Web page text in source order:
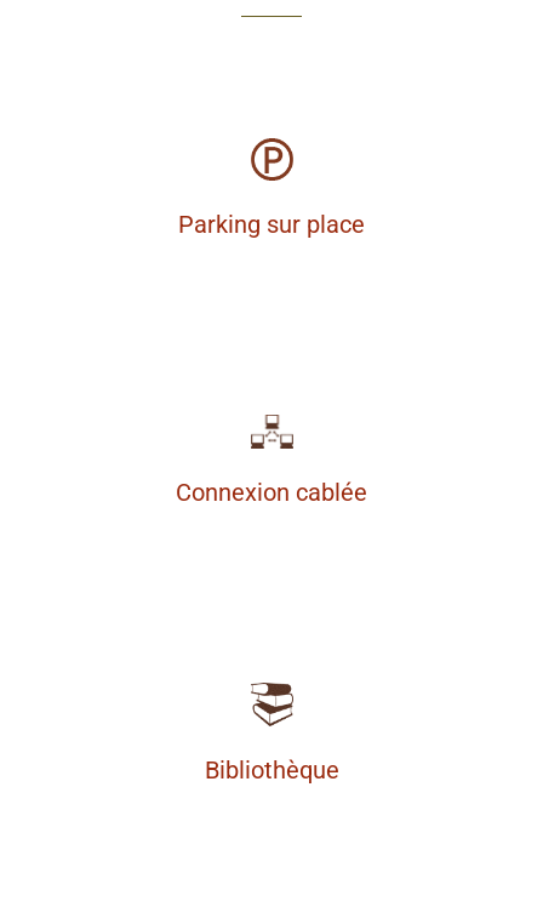
Parking sur place
Connexion cablée
Bibliothèque